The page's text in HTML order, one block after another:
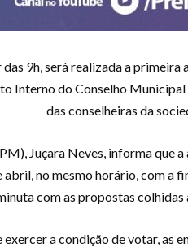
9h, será realizada a
Interno do Conselho
das conselheiras da
Juçara Neves, informa que
abril, no mesmo horário, com
com as propostas
a condição de votar,